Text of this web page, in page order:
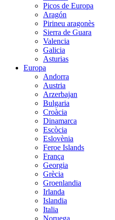
Picos de Europa
Aragón
Pirineu aragonès
Sierra de Guara
Valencia
Galicia
Asturias
Europa
Andorra
Austria
Arzerbajan
Bulgaria
Croàcia
Dinamarca
Escòcia
Eslovènia
Feroe Islands
França
Georgia
Grècia
Groenlandia
Irlanda
Islandia
Italia
Noruega